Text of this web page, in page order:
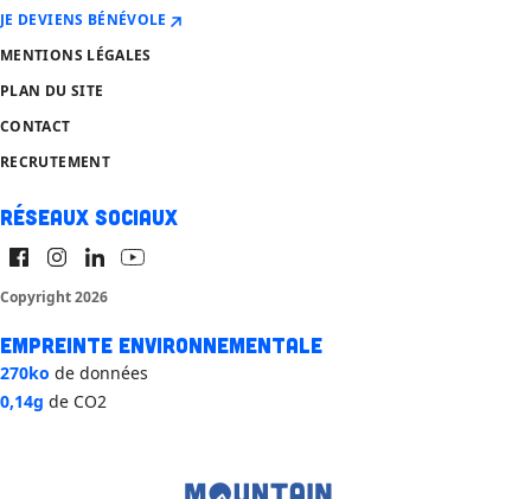
JE DEVIENS BÉNÉVOLE
MENTIONS LÉGALES
PLAN DU SITE
CONTACT
RECRUTEMENT
Réseaux sociaux
Copyright 2026
Empreinte environnementale
270ko de données
0,14g de CO2